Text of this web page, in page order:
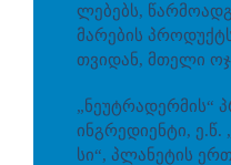
ლე­ბებს,
მა­რე­ბის
თვიდან, მთე­ლი
„ნე­უტ­რა­დერ­მის“
ინგრედიენტი, ე.წ.
სი“, პლა­ნე­ტის